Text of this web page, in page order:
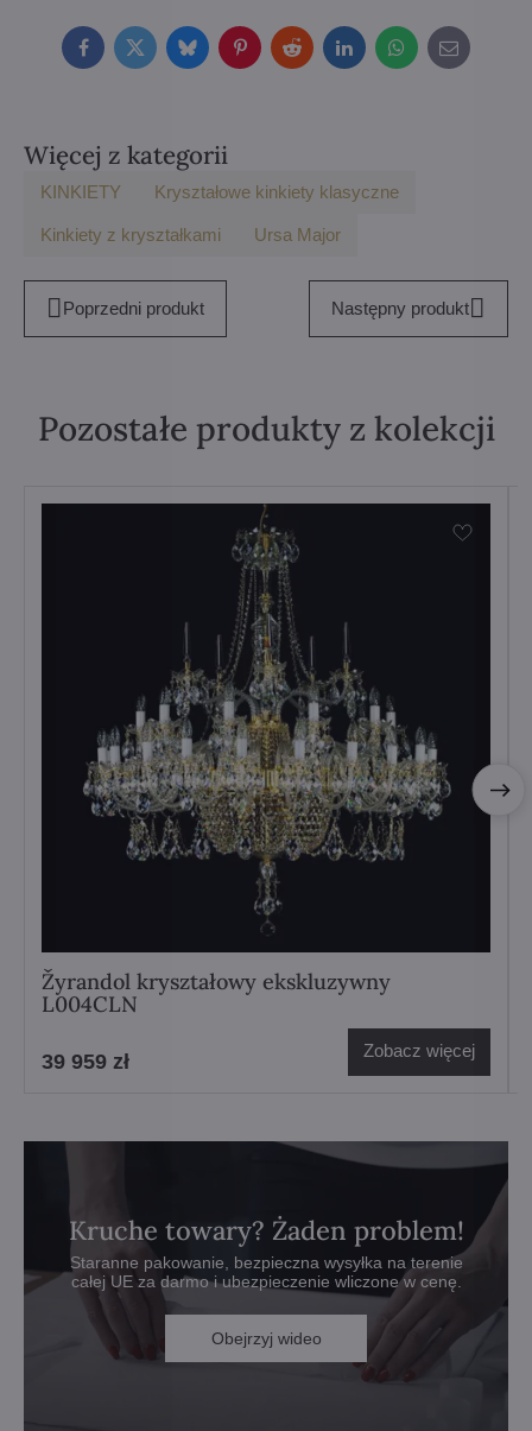
FacebookTwitterBlueskyPinterestRedditLinkedInWhatsApp
E-
mail
Więcej z kategorii
KINKIETY Kryształowe kinkiety klasyczne
Kinkiety z kryształkami Ursa Major
Poprzedni produkt Następny produkt
Pozostałe produkty z kolekcji
Žyrandol kryształowy ekskluzywny
L004CLN
39 959 zł Zobacz więcej
Kruche towary? Żaden problem!
Staranne pakowanie, bezpieczna wysyłka na terenie
całej UE za darmo i ubezpieczenie wliczone w cenę.
Obejrzyj wideo